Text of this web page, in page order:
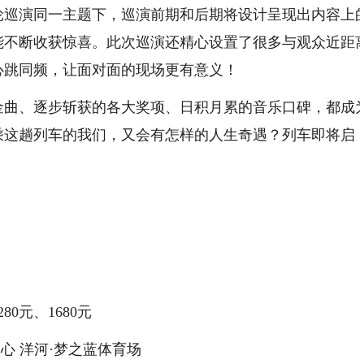
演同一主题下，巡演前期和后期将设计呈现出内容上
断收获惊喜。此次巡演还精心设置了很多与观众近距
同频，让面对面的现场更有意义！
逐步斩获的各大奖项、日积月累的音乐口碑，都成
趟列车的我们，又会有怎样的人生奇遇？列车即将启
元、1680元
洋河·梦之蓝体育场